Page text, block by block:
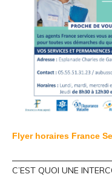
Flyer horaires France
C’EST QUOI UNE